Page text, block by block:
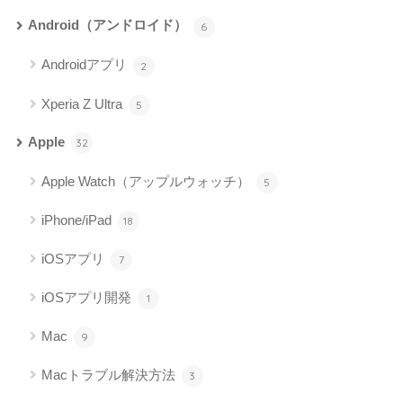
Android（アンドロイド） 6
Androidアプリ 2
Xperia Z Ultra 5
Apple 32
Apple Watch（アップルウォッチ） 5
iPhone/iPad 18
iOSアプリ 7
iOSアプリ開発 1
Mac 9
Macトラブル解決方法 3